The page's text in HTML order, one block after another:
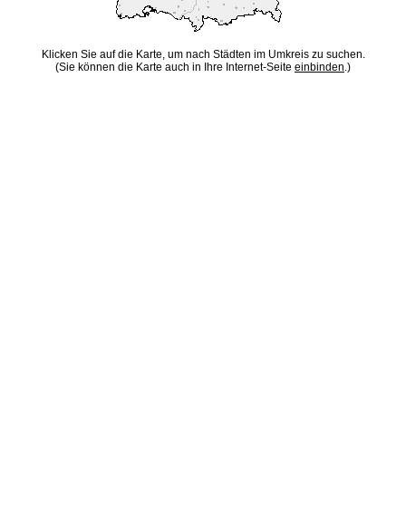
Klicken Sie auf die Karte, um nach Städten im Umkreis zu suchen.
(Sie können die Karte auch in Ihre Internet-Seite einbinden.)